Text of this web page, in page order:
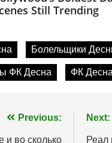
Болельщики
ФК Десна ФК Десна
Previous:
и во сколько
Next:
Реал